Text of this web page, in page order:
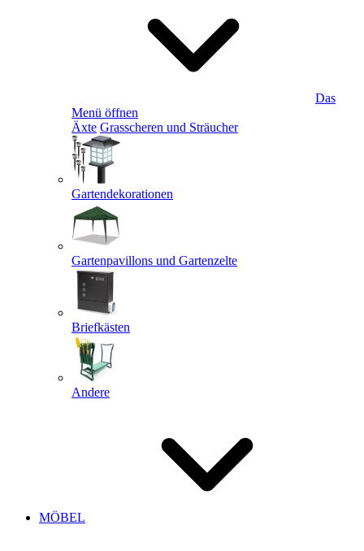
Das
Menü öffnen
Äxte Grasscheren und Sträucher
Gartendekorationen
Gartenpavillons und Gartenzelte
Briefkästen
Andere
MÖBEL